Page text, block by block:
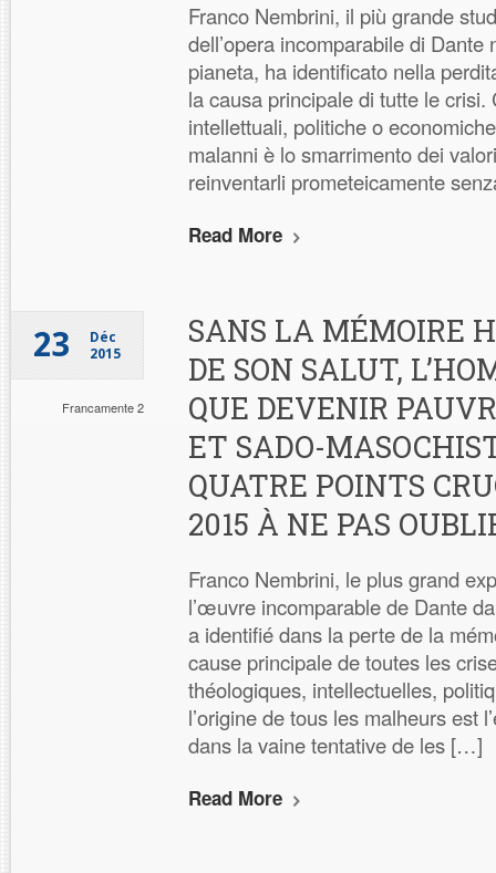
Franco Nembrini, il più grande
dell’opera incomparabile di Dante
pianeta, ha identificato nella
la causa principale di tutte le
intellettuali, politiche o
malanni è lo smarrimento dei
reinventarli prometeicamente
Read More
23
Déc
2015
Francamente 2
SANS LA MÉMOIRE
DE SON SALUT,
QUE DEVENIR
ET SADO-
QUATRE POINTS
2015 À NE PAS
Franco Nembrini, le plus grand
l’œuvre incomparable de Dante
a identifié dans la perte de la
cause principale de toutes les
théologiques, intellectuelles,
l’origine de tous les malheurs est
dans la vaine tentative de les […]
Read More